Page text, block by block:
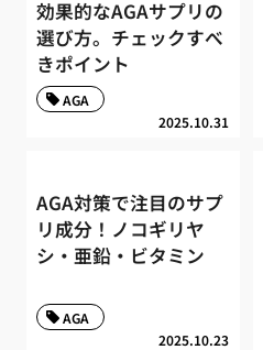
効果的なAGAサプリの
選び方。チェックすべ
きポイント
2025.10.31
AGA
AGA対策で注目のサプ
リ成分！ノコギリヤ
シ・亜鉛・ビタミン
2025.10.23
AGA